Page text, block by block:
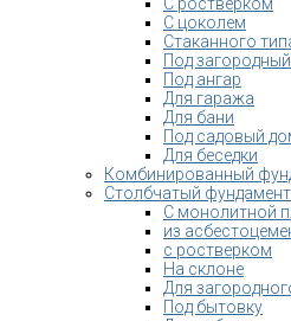
С цоколем
Стаканного
Под
Под ангар
Для гаража
Для бани
Под садовый
Для беседки
Комбинированный
Столбчатый фундамент
С монолитной
из
с ростверком
На склоне
Для
Под бытовку